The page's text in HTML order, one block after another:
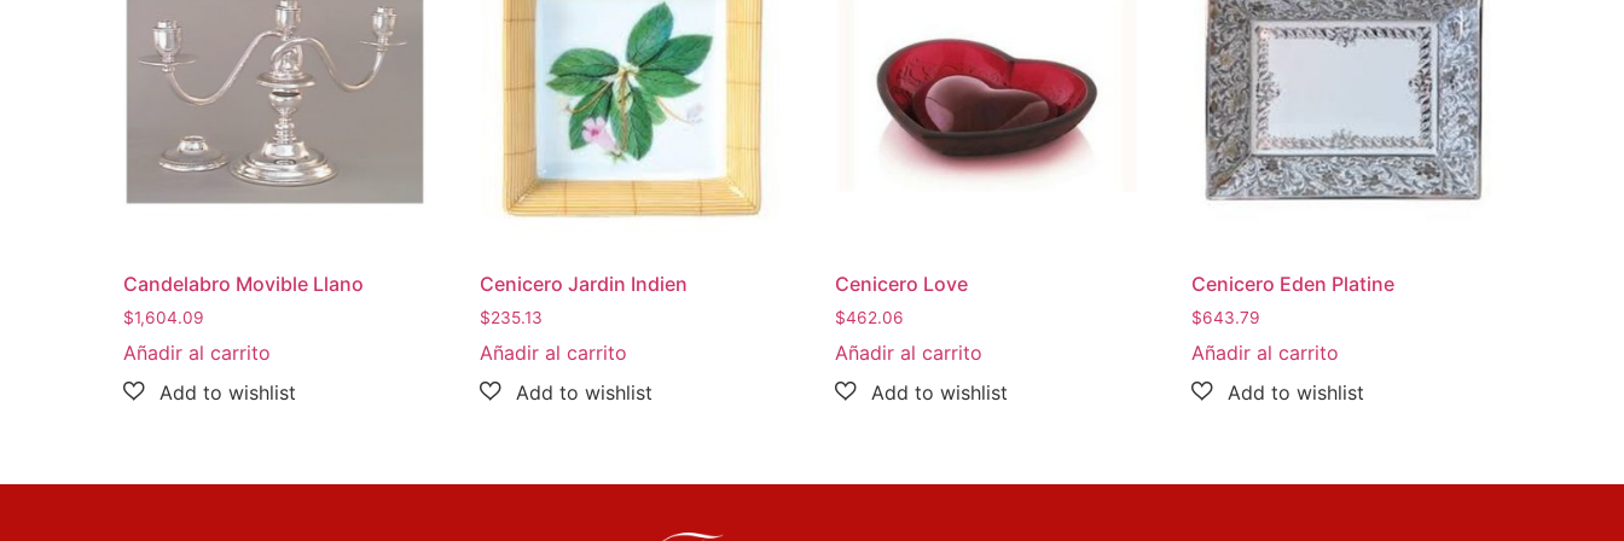
Candelabro Movible Llano
$1,604.09
Añadir al carrito
Cenicero Jardin Indien
$235.13
Añadir al carrito
Cenicero Love
$462.06
Añadir al carrito
Cenicero Eden Platine
$643.79
Añadir al carrito